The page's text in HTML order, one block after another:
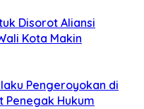
Disorot Aliansi
Kota Makin
Pengeroyokan di
Hukum